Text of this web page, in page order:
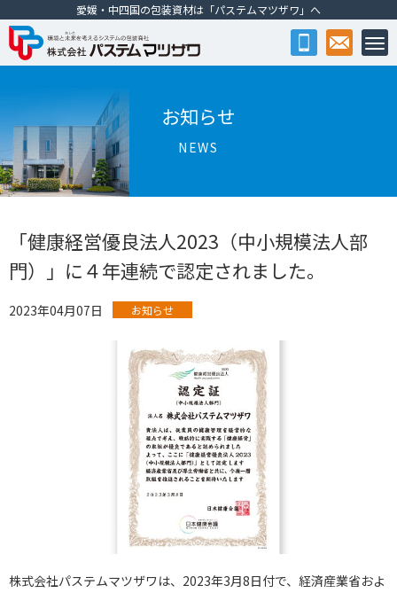
株式会社パステムマツザワ
愛媛・中四国の包装資材は「パステムマツザワ」へ
お知らせ
NEWS
「健康経営優良法人2023（中小規模法人部
門）」に４年連続で認定されました。
2023年04月07日 お知らせ
株式会社パステムマツザワは、2023年3月8日付で、経済産業省およ